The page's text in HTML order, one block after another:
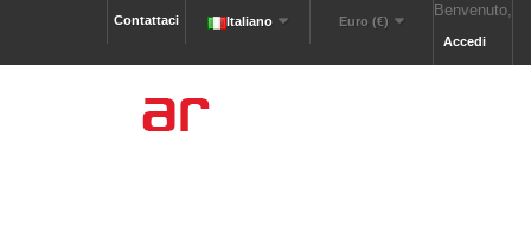
Benvenuto,
Accedi
Euro (€)
Italiano
Contattaci